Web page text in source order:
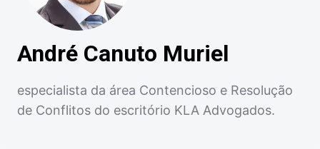
André Canuto Muriel
especialista da área Contencioso e Resolução
de Conflitos do escritório KLA Advogados.